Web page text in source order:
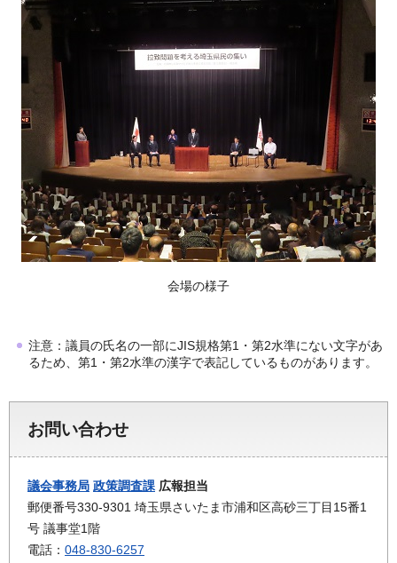
会場の様子
注意：議員の氏名の一部にJIS規格第1・第2水準にない文字があ
るため、第1・第2水準の漢字で表記しているものがあります。
お問い合わせ
議会事務局 政策調査課 広報担当
郵便番号330-9301 埼玉県さいたま市浦和区高砂三丁目15番1
号 議事堂1階
電話： 048-830-6257